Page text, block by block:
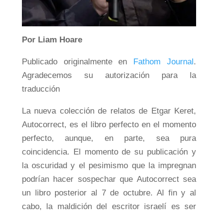
Por Liam Hoare
Publicado originalmente en Fathom Journal.
Agradecemos su autorización para la
traducción
La nueva colección de relatos de Etgar Keret,
Autocorrect, es el libro perfecto en el momento
perfecto, aunque, en parte, sea pura
coincidencia. El momento de su publicación y
la oscuridad y el pesimismo que la impregnan
podrían hacer sospechar que Autocorrect sea
un libro posterior al 7 de octubre. Al fin y al
cabo, la maldición del escritor israelí es ser